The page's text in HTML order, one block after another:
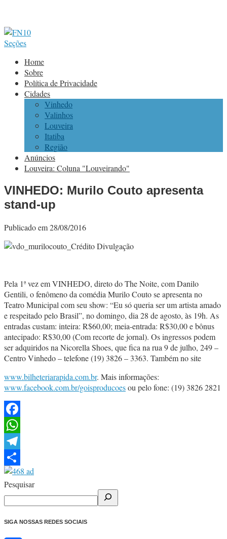
Seções
Home
Sobre
Política de Privacidade
Cidades
Vinhedo
Valinhos
Louveira
Itatiba
Região
Anúncios
Louveira: Coluna "Louveirando"
VINHEDO: Murilo Couto apresenta
stand-up
Publicado em 28/08/2016
Pela 1ª vez em VINHEDO, direto do The Noite, com Danilo
Gentili, o fenômeno da comédia Murilo Couto se apresenta no
Teatro Municipal com seu show: “Eu só queria ser um artista amado
e respeitado pelo Brasil”, no domingo, dia 28 de agosto, às 19h. As
entradas custam: inteira: R$60,00; meia-entrada: R$30,00 e bônus
antecipado: R$30,00 (Com recorte de jornal). Os ingressos podem
ser adquiridos na Nicorella Shoes, que fica na rua 9 de julho, 249 –
Centro Vinhedo – telefone (19) 3826 – 3363. Também no site
www.bilheteriarapida.com.br. Mais informações:
www.facebook.com.br/goisproducoesou pelo fone: (19) 3826 2821
Facebook
WhatsApp
Telegram
Share
Pesquisar
SIGA NOSSAS REDES SOCIAIS